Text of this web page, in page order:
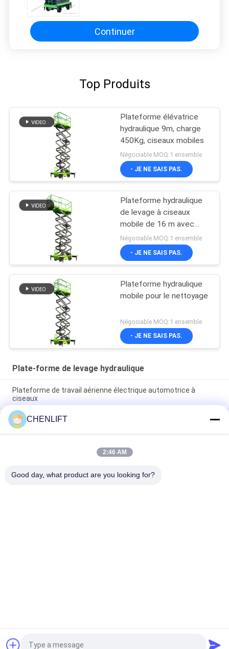
Continuer
Top Produits
Plateforme élévatrice
hydraulique 9m, charge
450Kg, ciseaux mobiles
Négociable MOQ:1 ensemble
- JE NE SAIS PAS.
Plateforme hydraulique
de levage à ciseaux
mobile de 16 m avec
plateforme d'extension
Négociable MOQ:1 ensemble
- JE NE SAIS PAS.
Plateforme hydraulique
mobile pour le nettoyage
Négociable MOQ:1 ensemble
- JE NE SAIS PAS.
Plate-forme de levage hydraulique
Plateforme de travail aérienne électrique automotrice à
ciseaux
Plateforme hydraulique de 10 m élévateur électrique à
ciseaux autopropulsé avec plateforme d'extension 450 kg de
charge
Plateforme de levage hydraulique de 10 mètres Plateforme de
CHENLIFT
2:46 AM
Good day, what product are you looking for?